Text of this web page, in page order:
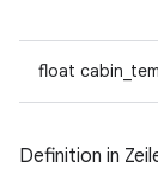
float
Definition in